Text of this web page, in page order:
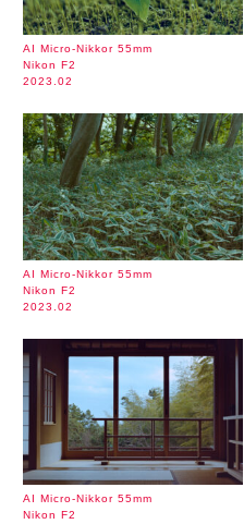
AI Micro-Nikkor 55mm
Nikon F2
2023.02
AI Micro-Nikkor 55mm
Nikon F2
2023.02
AI Micro-Nikkor 55mm
Nikon F2